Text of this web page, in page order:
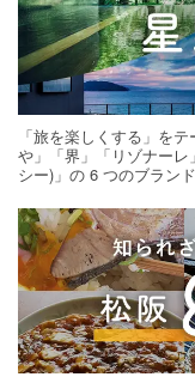
「旅を楽しくする」を
や」「界」「リゾナー
シー)」の 6 つのブラン